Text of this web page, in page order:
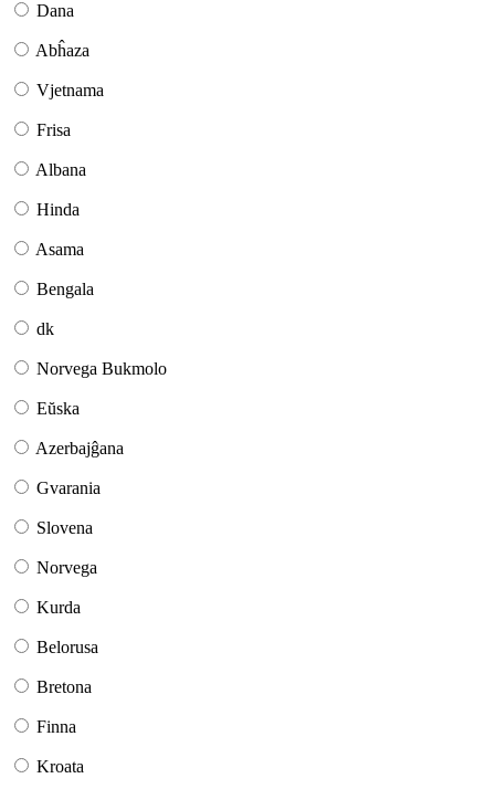
Dana
Abĥaza
Vjetnama
Frisa
Albana
Hinda
Asama
Bengala
dk
Norvega Bukmolo
Eŭska
Azerbajĝana
Gvarania
Slovena
Norvega
Kurda
Belorusa
Bretona
Finna
Kroata